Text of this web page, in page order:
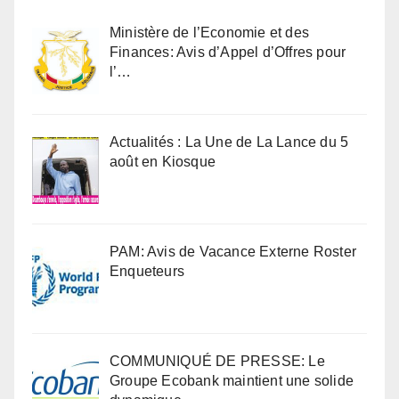
Ministère de l’Economie et des
Finances: Avis d’Appel d’Offres pour
l’…
Actualités : La Une de La Lance du 5
août en Kiosque
PAM: Avis de Vacance Externe Roster
Enqueteurs
COMMUNIQUÉ DE PRESSE: Le
Groupe Ecobank maintient une solide